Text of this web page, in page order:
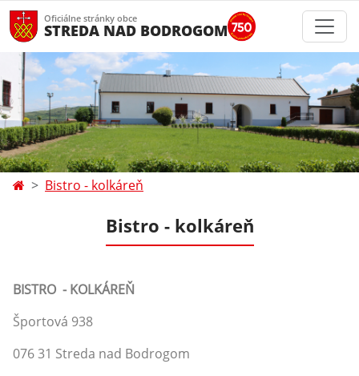
Oficiálne stránky obce
STREDA NAD BODROGOM
Bistro - kolkáreň
Bistro - kolkáreň
BISTRO - KOLKÁREŇ
Športová 938
076 31 Streda nad Bodrogom